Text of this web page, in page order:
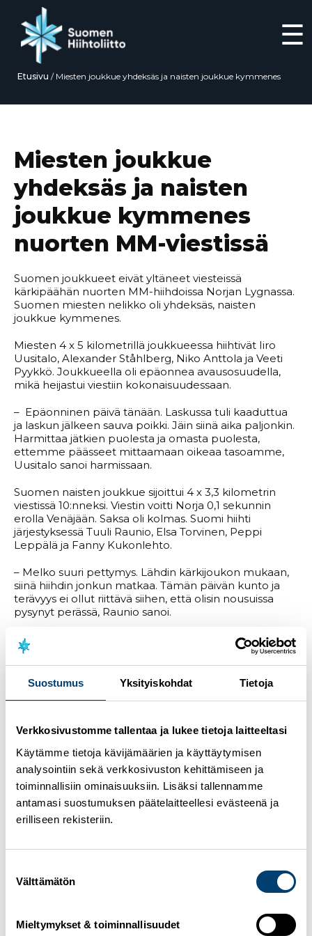
Suostumus Yksityiskohdat Tietoja
Verkkosivustomme tallentaa ja lukee tietoja laitteeltasi
Käytämme tietoja kävijämäärien ja käyttäytymisen
analysointiin sekä verkkosivuston kehittämiseen ja
toiminnallisiin ominaisuuksiin. Lisäksi tallennamme
antamasi suostumuksen päätelaitteellesi evästeenä ja
erilliseen rekisteriin.
valinta
Välttämätön
Mieltymykset & toiminnallisuudet
☰
Etusivu / Miesten joukkue yhdeksäs ja naisten joukkue kymmenes
Miesten joukkue
yhdeksäs ja naisten
joukkue kymmenes
nuorten MM-viestissä
Suomen joukkueet eivät yltäneet viesteissä
kärkipäähän nuorten MM-hiihdoissa Norjan Lygnassa.
Suomen miesten nelikko oli yhdeksäs, naisten
joukkue kymmenes.
Miesten 4 x 5 kilometrillä joukkueessa hiihtivät Iiro
Uusitalo, Alexander Ståhlberg, Niko Anttola ja Veeti
Pyykkö. Joukkueella oli epäonnea avausosuudella,
mikä heijastui viestiin kokonaisuudessaan.
– Epäonninen päivä tänään. Laskussa tuli kaaduttua
ja laskun jälkeen sauva poikki. Jäin siinä aika paljonkin.
Harmittaa jätkien puolesta ja omasta puolesta,
ettemme päässeet mittaamaan oikeaa tasoamme,
Uusitalo sanoi harmissaan.
Suomen naisten joukkue sijoittui 4 x 3,3 kilometrin
viestissä 10:nneksi. Viestin voitti Norja 0,1 sekunnin
erolla Venäjään. Saksa oli kolmas. Suomi hiihti
järjestyksessä Tuuli Raunio, Elsa Torvinen, Peppi
Leppälä ja Fanny Kukonlehto.
– Melko suuri pettymys. Lähdin kärkijoukon mukaan,
siinä hiihdin jonkun matkaa. Tämän päivän kunto ja
terävyys ei ollut riittävä siihen, että olisin nousuissa
pysynyt perässä, Raunio sanoi.
– Aika haastava viestiosuus. Lähdin ehkä vähän liian
kovaa liikkeelle. En ole ihan tyytyväinen omaan
vauhdinjakoon ja suoritukseeni, Torvinen sanoi.
Nuorten MM-hiihdoissa hiihdetään torstaina alle 23-
vuotiaiden avausmatkat. Naisilla ohjelmassa on 10
Tulokset:
Naisten 4 x 3,3 km viesti
Miesten 4 x 5km viesti
Urheilijoiden kommentit Soundcloudissa